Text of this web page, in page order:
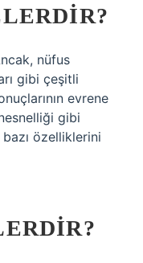
nüfus
gibi çeşitli
evrene
gibi
özelliklerini